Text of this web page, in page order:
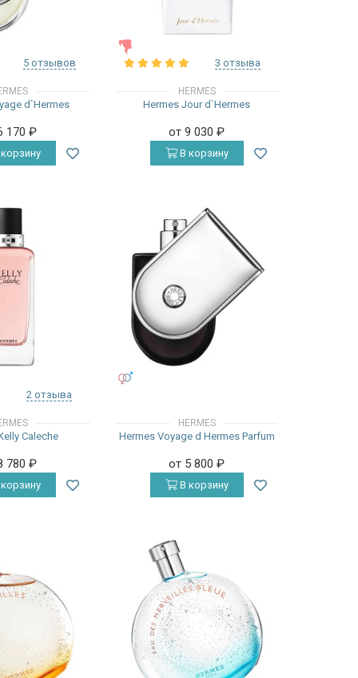
5 отзывов
d`Hermes
170₽
3 отзыва
HERMES
Hermes Jour d`Hermes
от 9 030₽
В корзину
2 отзыва
Caleche
780₽
HERMES
Hermes Voyage d Hermes Parfum
от 5 800₽
В корзину